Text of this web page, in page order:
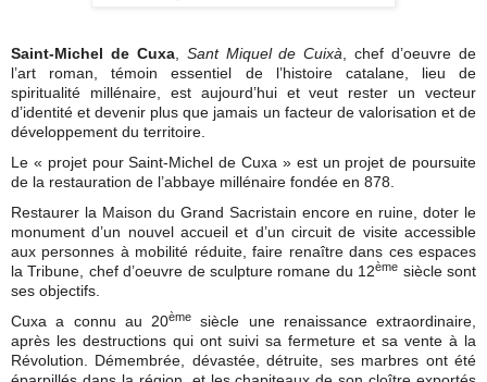
Saint-Michel de Cuxa, Sant Miquel de Cuixà, chef d’oeuvre de
l’art roman, témoin essentiel de l’histoire catalane, lieu de
spiritualité millénaire, est aujourd’hui et veut rester un vecteur
d’identité et devenir plus que jamais un facteur de valorisation et de
développement du territoire.
Le « projet pour Saint-Michel de Cuxa » est un projet de poursuite
de la restauration de l’abbaye millénaire fondée en 878.
Restaurer la Maison du Grand Sacristain encore en ruine, doter le
monument d’un nouvel accueil et d’un circuit de visite accessible
aux personnes à mobilité réduite, faire renaître dans ces espaces
la Tribune, chef d’oeuvre de sculpture romane du 12ème siècle sont
ses objectifs.
Cuxa a connu au 20ème
siècle une renaissance extraordinaire,
après les destructions qui ont suivi sa fermeture et sa vente à la
Révolution. Démembrée, dévastée, détruite, ses marbres ont été